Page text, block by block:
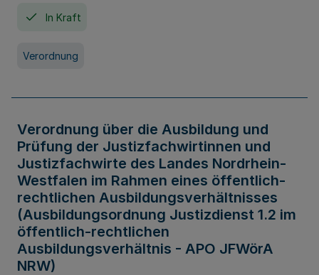
In Kraft
Verordnung
Verordnung über die Ausbildung und
Prüfung der Justizfachwirtinnen und
Justizfachwirte des Landes Nordrhein-
Westfalen im Rahmen eines öffentlich-
rechtlichen Ausbildungsverhältnisses
(Ausbildungsordnung Justizdienst 1.2 im
öffentlich-rechtlichen
Ausbildungsverhältnis - APO JFWörA
NRW)